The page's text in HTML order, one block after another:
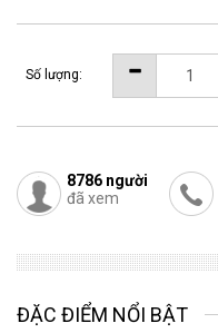
Số lượng:
8786 người
đã xem
ĐẶC ĐIỂM NỔI BẬT